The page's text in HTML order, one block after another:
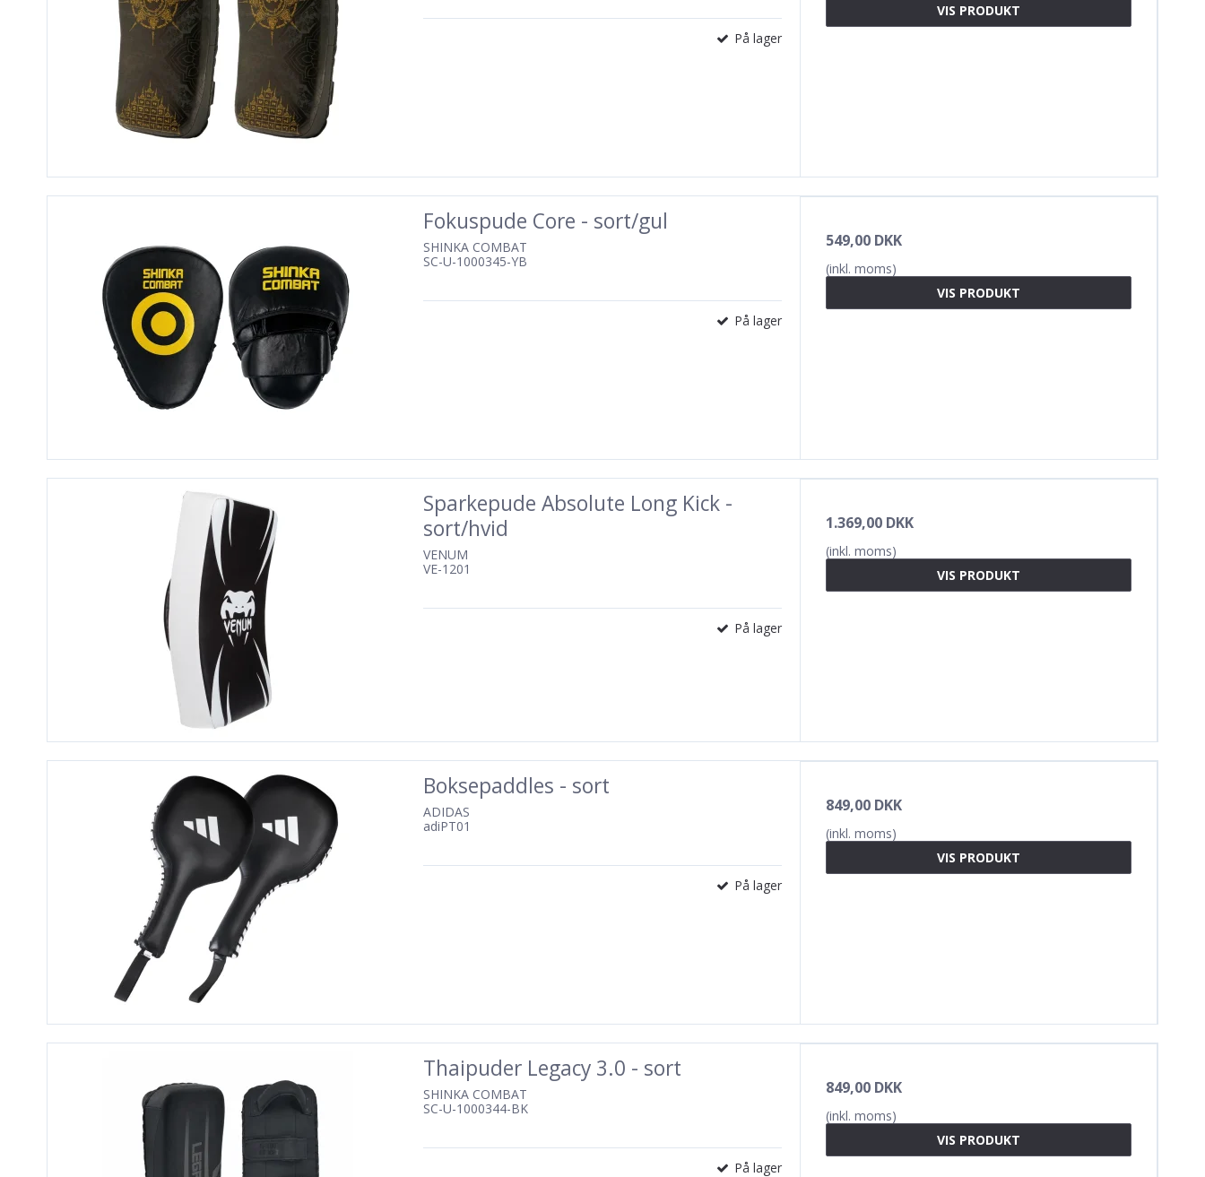
På lager
VIS PRODUKT
Fokuspude Core - sort/gul
SHINKA COMBAT
SC-U-1000345-YB
På lager
549,00 DKK
(inkl. moms)
VIS PRODUKT
Sparkepude Absolute Long Kick -
sort/hvid
VENUM
VE-1201
På lager
1.369,00 DKK
(inkl. moms)
VIS PRODUKT
Boksepaddles - sort
ADIDAS
adiPT01
På lager
849,00 DKK
(inkl. moms)
VIS PRODUKT
Thaipuder Legacy 3.0 - sort
SHINKA COMBAT
SC-U-1000344-BK
På lager
849,00 DKK
(inkl. moms)
VIS PRODUKT